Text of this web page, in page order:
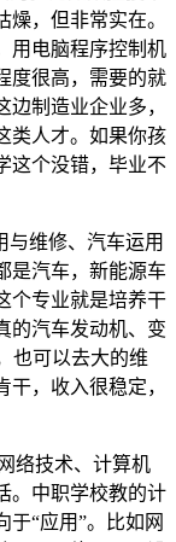
，但非常实在。
用电脑程序控制机
度很高，需要的就
制造业企业多，
类人才。如果你孩
这个没错，毕业不
与维修、汽车运用
是汽车，新能源车
个专业就是培养干
的汽车发动机、变
也可以去大的维
，收入很稳定，
络技术、计算机
。中职学校教的计
“应用”。比如网